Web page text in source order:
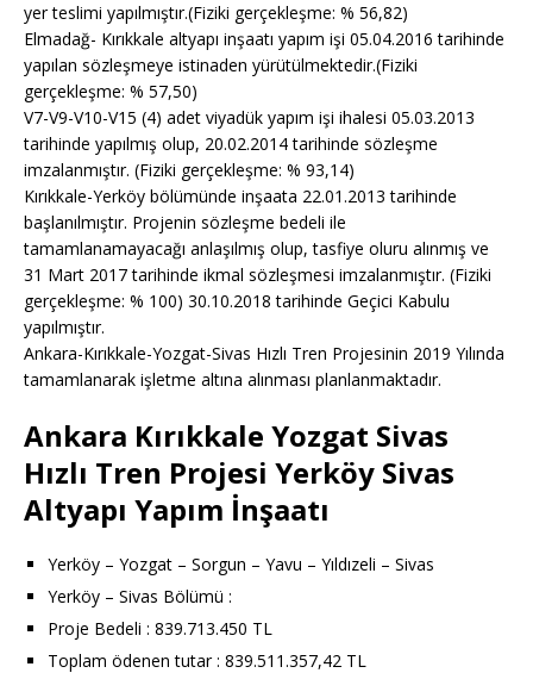
yer teslimi yapılmıştır.(Fiziki gerçekleşme: % 56,82)
Elmadağ- Kırıkkale altyapı inşaatı yapım işi 05.04.2016 tarihinde
yapılan sözleşmeye istinaden yürütülmektedir.(Fiziki
gerçekleşme: % 57,50)
V7-V9-V10-V15 (4) adet viyadük yapım işi ihalesi 05.03.2013
tarihinde yapılmış olup, 20.02.2014 tarihinde sözleşme
imzalanmıştır. (Fiziki gerçekleşme: % 93,14)
Kırıkkale-Yerköy bölümünde inşaata 22.01.2013 tarihinde
başlanılmıştır. Projenin sözleşme bedeli ile
tamamlanamayacağı anlaşılmış olup, tasfiye oluru alınmış ve
31 Mart 2017 tarihinde ikmal sözleşmesi imzalanmıştır. (Fiziki
gerçekleşme: % 100) 30.10.2018 tarihinde Geçici Kabulu
yapılmıştır.
Ankara-Kırıkkale-Yozgat-Sivas Hızlı Tren Projesinin 2019 Yılında
tamamlanarak işletme altına alınması planlanmaktadır.
Ankara Kırıkkale Yozgat Sivas
Hızlı Tren Projesi Yerköy Sivas
Altyapı Yapım İnşaatı
Yerköy – Yozgat – Sorgun – Yavu – Yıldızeli – Sivas
Yerköy – Sivas Bölümü :
Proje Bedeli : 839.713.450 TL
Toplam ödenen tutar : 839.511.357,42 TL